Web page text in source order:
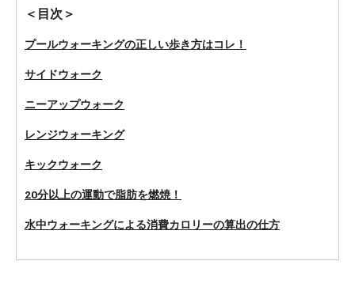
＜目次＞
プールウォーキングの正しい歩き方はコレ！
サイドウォーク
ニーアップウォーク
レンジウォーキング
キックウォーク
20分以上の運動で脂肪を燃焼！
水中ウォーキングによる消費カロリーの算出の仕方